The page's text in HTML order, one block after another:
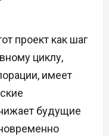
проект как шаг
циклу,
имеет
будущие